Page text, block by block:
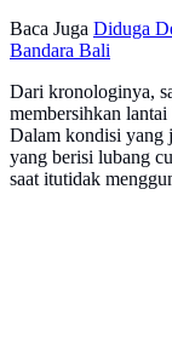
Baca Juga Diduga
Bandara Bali
Dari kronologinya,
membersihkan
Dalam kondisi yang
yang berisi lubang
saat itutidak